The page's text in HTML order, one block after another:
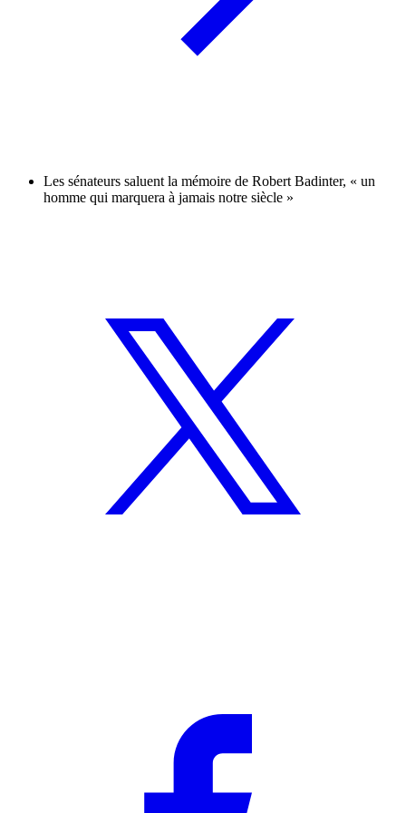
Les sénateurs saluent la mémoire de Robert Badinter, « un
homme qui marquera à jamais notre siècle »